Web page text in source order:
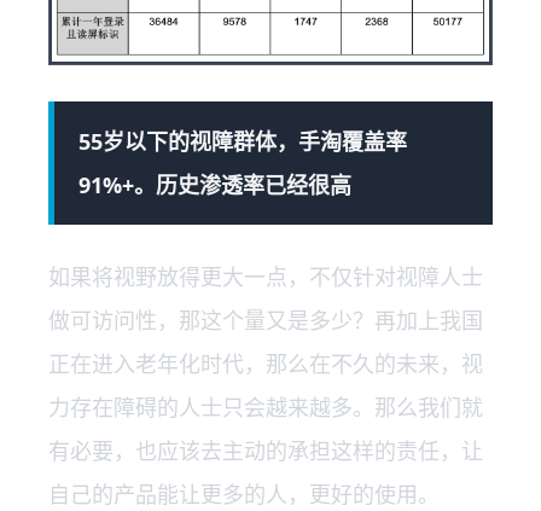
55岁以下的视障群体，手淘覆盖率
91%+。历史渗透率已经很高
如果将视野放得更大一点，不仅针对视障人士
做可访问性，那这个量又是多少？再加上我国
正在进入老年化时代，那么在不久的未来，视
力存在障碍的人士只会越来越多。那么我们就
有必要，也应该去主动的承担这样的责任，让
自己的产品能让更多的人，更好的使用。